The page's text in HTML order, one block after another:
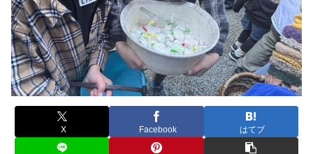
X Facebook はてブ